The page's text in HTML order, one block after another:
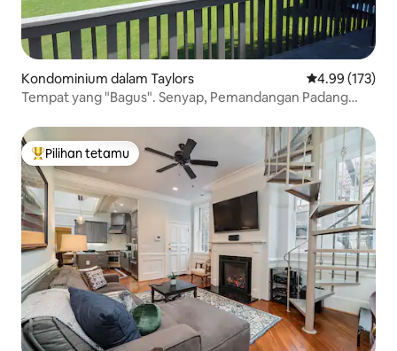
Kondominium dalam Taylors Penarafan
4.99 (173)
Tempat yang "Bagus". Senyap, Pemandangan Padang
Pilihan utama tetamu
Pilihan tetamu